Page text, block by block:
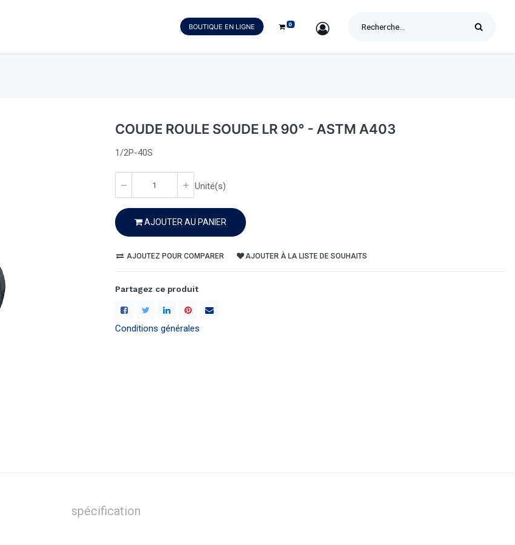
BOUTIQUE EN LIGNE 0 SIGN IN
COUDE ROULE SOUDE LR 90° - ASTM A403
1/2P-40S
Unité(s)
AJOUTER AU PANIER
AJOUTEZ POUR COMPARER AJOUTER À LA LISTE DE SOUHAITS
Partagez ce produit
Conditions générales
spécification